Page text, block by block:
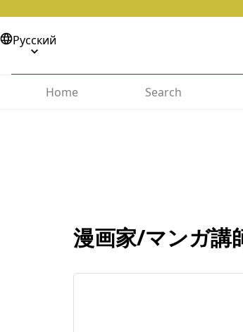
Русский
Home
Search
漫画家/マンガ講